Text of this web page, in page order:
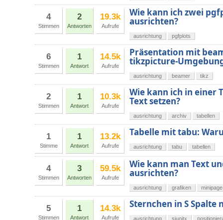
4
Stimmen
2
Antworten
19.3k
Aufrufe
Wie kann ich zwei
ausrichten?
ausrichtung pgfplots
6
Stimmen
1
Antwort
14.5k
Aufrufe
Präsentation mit
tikzpicture-
ausrichtung beamer tikz
2
Stimmen
1
Antwort
10.3k
Aufrufe
Wie kann ich in einer
Text setzen?
ausrichtung archiv tabellen
1
Stimme
1
Antwort
13.2k
Aufrufe
Tabelle mit tabu:
ausrichtung tabu tabellen
4
Stimmen
3
Antworten
59.5k
Aufrufe
Wie kann man Text
ausrichten?
ausrichtung grafiken minipage
5
Stimmen
1
Antwort
14.3k
Aufrufe
Sternchen in S Spalte
ausrichtung siunitx